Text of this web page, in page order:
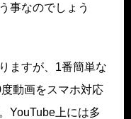
事なのでしょう
ますが、1番簡単な
動画をスマホ対応
YouTube上には多